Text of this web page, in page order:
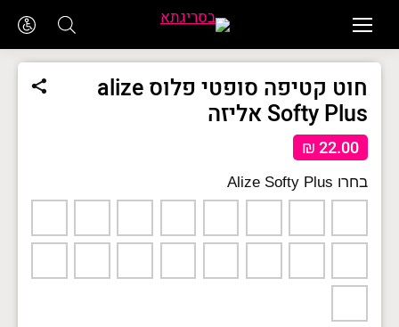
חוט קטיפה סופטי פלוס alize
Softy Plus אליזה
₪22.00
Alize Softy Plus